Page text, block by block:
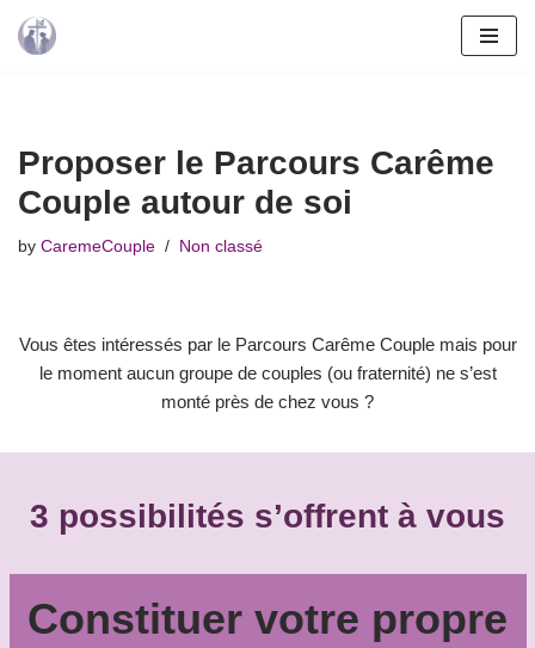
Proposer le Parcours Carême
Couple autour de soi
by CaremeCouple Non classé
Vous êtes intéressés par le Parcours Carême Couple mais pour
le moment aucun groupe de couples (ou fraternité) ne s’est
monté près de chez vous ?
3 possibilités s’offrent à vous
Constituer votre propre